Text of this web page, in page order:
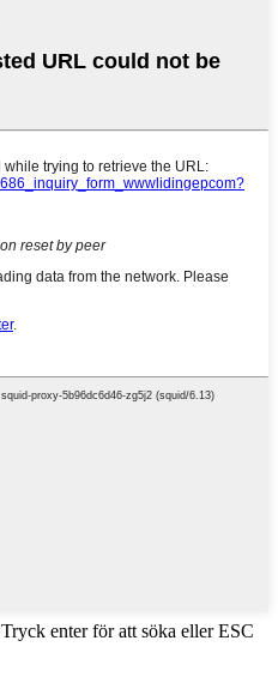
Tryck enter för att söka eller ESC